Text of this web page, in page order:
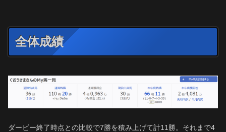
全体成績
ダービー終了時点との比較で7勝を積み上げて計11勝。それまで4